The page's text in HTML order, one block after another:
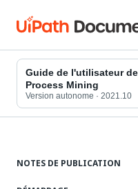
Guide de l'utilisateur de
Process Mining
Version autonome · 2021.10
NOTES DE PUBLICATION